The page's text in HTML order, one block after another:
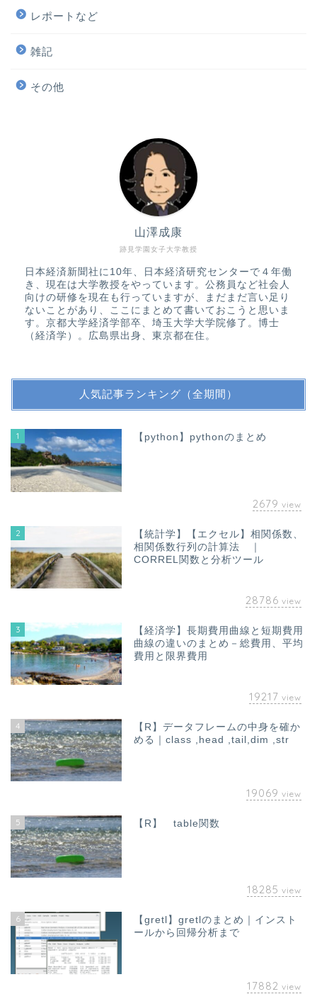
レポートなど
雑記
その他
跡見学園女子大学教授
山澤成康
日本経済新聞社に10年、日本経済研究センターで４年働
き、現在は大学教授をやっています。公務員など社会人
向けの研修を現在も行っていますが、まだまだ言い足り
ないことがあり、ここにまとめて書いておこうと思いま
す。京都大学経済学部卒、埼玉大学大学院修了。博士
（経済学）。広島県出身、東京都在住。
人気記事ランキング（全期間）
1 【python】pythonのまとめ
2679 view
2
【統計学】【エクセル】相関係数、
相関係数行列の計算法 ｜
CORREL関数と分析ツール
28786 view
3
【経済学】長期費用曲線と短期費用
曲線の違いのまとめ－総費用、平均
費用と限界費用
19217 view
4
【R】データフレームの中身を確か
める｜class ,head ,tail,dim ,str
19069 view
5 【R】 table関数
18285 view
6
【gretl】gretlのまとめ｜インスト
ールから回帰分析まで
17882 view